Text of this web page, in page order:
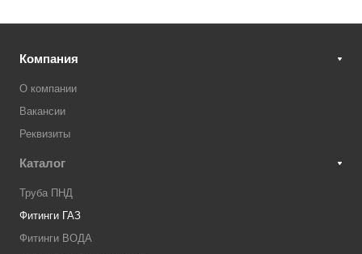
Компания
О компании
Вакансии
Реквизиты
Каталог
Труба ПНД
Фитинги ГАЗ
Фитинги ВОДА